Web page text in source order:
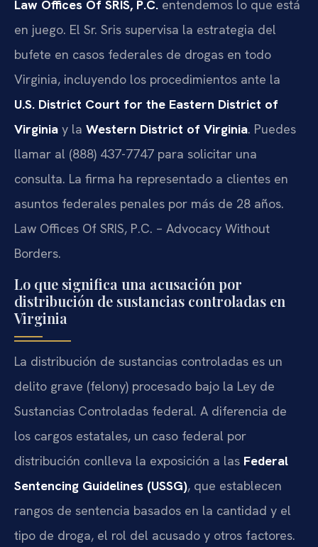
Law Offices Of SRIS, P.C. entendemos lo que está
en juego. El Sr. Sris supervisa la estrategia del
bufete en casos federales de drogas en todo
Virginia, incluyendo los procedimientos ante la
U.S. District Court for the Eastern District of
Virginia y la Western District of Virginia. Puedes
llamar al (888) 437-7747 para solicitar una
consulta. La firma ha representado a clientes en
asuntos federales penales por más de 28 años.
Law Offices Of SRIS, P.C. – Advocacy Without
Borders.
Lo que significa una acusación por
distribución de sustancias controladas en
Virginia
La distribución de sustancias controladas es un
delito grave (felony) procesado bajo la Ley de
Sustancias Controladas federal. A diferencia de
los cargos estatales, un caso federal por
distribución conlleva la exposición a las Federal
Sentencing Guidelines (USSG), que establecen
rangos de sentencia basados en la cantidad y el
tipo de droga, el rol del acusado y otros factores.